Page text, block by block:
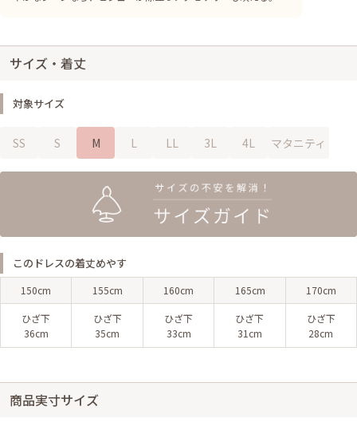
サイズ・着丈
対象サイズ
SS S M L LL 3L 4L マタニティ
このドレスの着丈めやす
150cm 155cm 160cm 165cm 170cm
ひざ下
36cm
ひざ下
35cm
ひざ下
33cm
ひざ下
31cm
ひざ下
28cm
商品実寸サイズ